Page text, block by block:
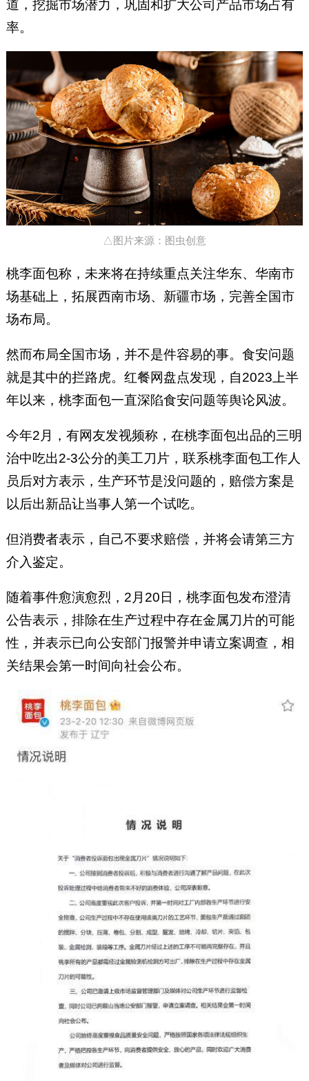
道，挖掘市场潜力，巩固和扩大公司产品市场占有
率。
△图片来源：图虫创意
桃李面包称，未来将在持续重点关注华东、华南市
场基础上，拓展西南市场、新疆市场，完善全国市
场布局。
然而布局全国市场，并不是件容易的事。食安问题
就是其中的拦路虎。红餐网盘点发现，自2023上半
年以来，桃李面包一直深陷食安问题等舆论风波。
今年2月，有网友发视频称，在桃李面包出品的三明
治中吃出2-3公分的美工刀片，联系桃李面包工作人
员后对方表示，生产环节是没问题的，赔偿方案是
以后出新品让当事人第一个试吃。
但消费者表示，自己不要求赔偿，并将会请第三方
介入鉴定。
随着事件愈演愈烈，2月20日，桃李面包发布澄清
公告表示，排除在生产过程中存在金属刀片的可能
性，并表示已向公安部门报警并申请立案调查，相
关结果会第一时间向社会公布。